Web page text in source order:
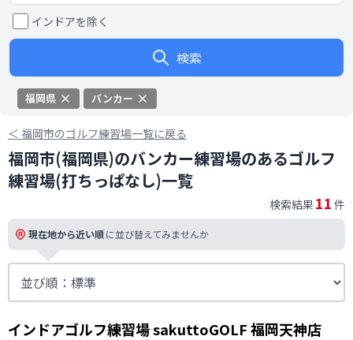
インドアを除く
検索
福岡県 バンカー
＜ 福岡市のゴルフ練習場一覧に戻る
福岡市(福岡県)のバンカー練習場のあるゴルフ
練習場(打ちっぱなし)一覧
検索結果 11 件
現在地から近い順に並び替えてみませんか
インドアゴルフ練習場 sakuttoGOLF 福岡天神店